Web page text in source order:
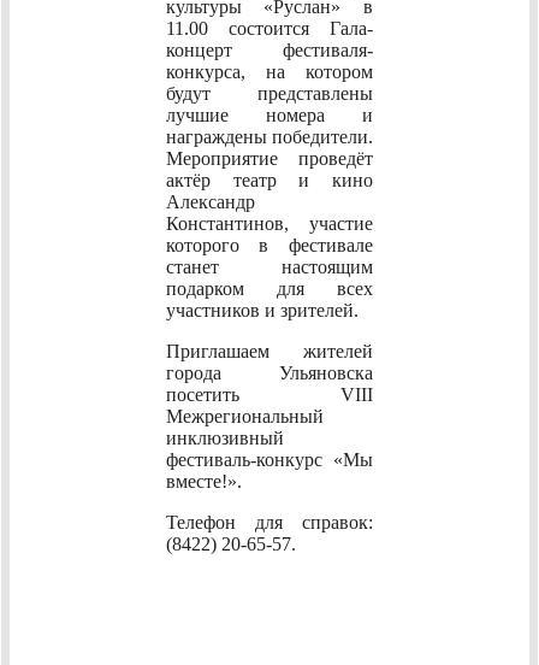
культуры «Руслан» в
11.00 состоится Гала-
концерт фестиваля-
конкурса, на котором
будут представлены
лучшие номера и
награждены победители.
Мероприятие проведёт
актёр театр и кино
Александр
Константинов, участие
которого в фестивале
станет настоящим
подарком для всех
участников и зрителей.
Приглашаем жителей
города Ульяновска
посетить VIII
Межрегиональный
инклюзивный
фестиваль-конкурс «Мы
вместе!».
Телефон для справок:
(8422) 20-65-57.